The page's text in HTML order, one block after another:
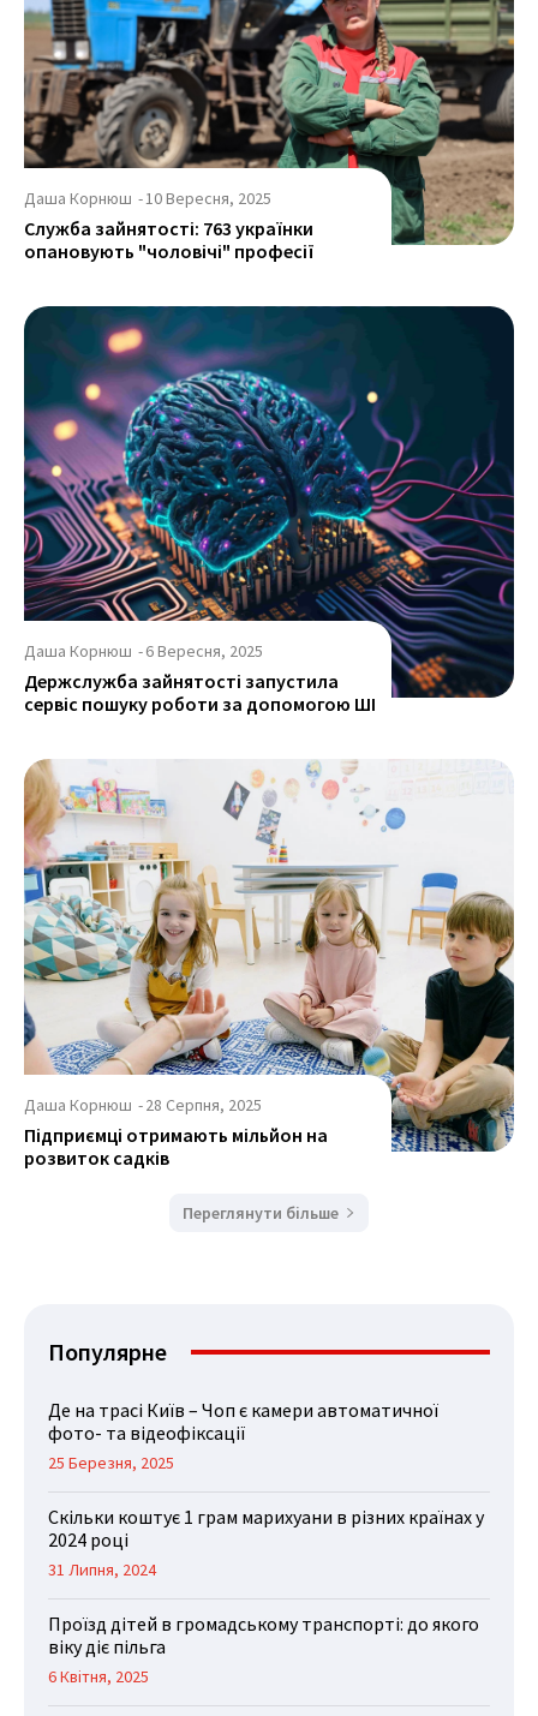
Даша Корнюш -10 Вересня, 2025
Служба зайнятості: 763 українки
опановують "чоловічі" професії
Даша Корнюш -6 Вересня, 2025
Держслужба зайнятості запустила
сервіс пошуку роботи за допомогою ШІ
Даша Корнюш -28 Серпня, 2025
Підприємці отримають мільйон на
розвиток садків
Переглянути більше
Популярне
Де на трасі Київ – Чоп є камери автоматичної
фото- та відеофіксації
25 Березня, 2025
Скільки коштує 1 грам марихуани в різних країнах у
2024 році
31 Липня, 2024
Проїзд дітей в громадському транспорті: до якого
віку діє пільга
6 Квітня, 2025